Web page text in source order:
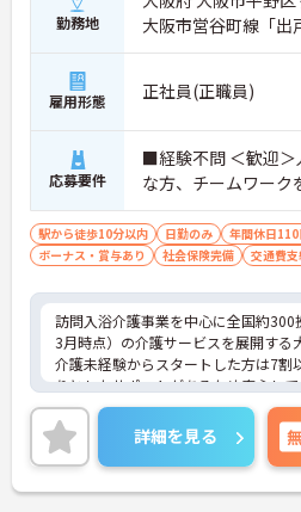
勤務地
大阪市営谷町線「出
雇用形態 正社員(正職員)
応募要件
■経験不問 ＜歓迎＞
な方、チームワーク
駅から徒歩10分以内 日勤のみ 年間休日
ボーナス・賞与あり
社会保険完備 交通費
訪問入浴介護事業を中心に全国約300
3月時点）の介護サービスを展開する
介護未経験からスタートした方は7割
りとしたサポートがあるため安心し
けます。お風呂に入れなくて困って
差し伸べてあげられるとてもやりがい
です。ご興味ある方には、面接対策
さらに詳細をお話しいたしますので
ください！
詳細を見る